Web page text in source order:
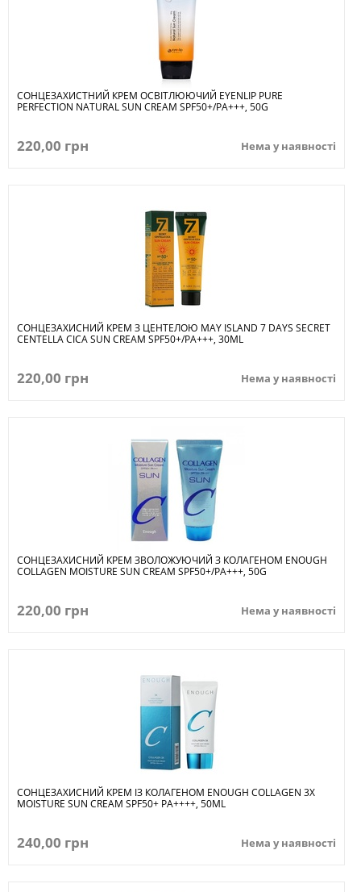
СОНЦЕЗАХИСТНИЙ КРЕМ ОСВІТЛЮЮЧИЙ EYENLIP PURE
PERFECTION NATURAL SUN CREAM SPF50+/PA+++, 50G
220,00 грн Нема у наявності
СОНЦЕЗАХИСНИЙ КРЕМ З ЦЕНТЕЛОЮ MAY ISLAND 7 DAYS SECRET
CENTELLA CICA SUN CREAM SPF50+/PA+++, 30ML
220,00 грн Нема у наявності
СОНЦЕЗАХИСНИЙ КРЕМ ЗВОЛОЖУЮЧИЙ З КОЛАГЕНОМ ENOUGH
COLLAGEN MOISTURE SUN CREAM SPF50+/PA+++, 50G
220,00 грн Нема у наявності
СОНЦЕЗАХИСНИЙ КРЕМ ІЗ КОЛАГЕНОМ ENOUGH COLLAGEN 3X
MOISTURE SUN CREAM SPF50+ PA++++, 50ML
240,00 грн Нема у наявності